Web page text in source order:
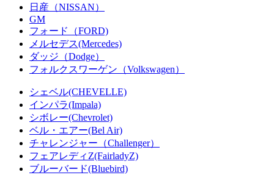
日産（NISSAN）
GM
フォード（FORD)
メルセデス(Mercedes)
ダッジ（Dodge）
フォルクスワーゲン（Volkswagen）
シェベル(CHEVELLE)
インパラ(Impala)
シボレー(Chevrolet)
ベル・エアー(Bel Air)
チャレンジャー（Challenger）
フェアレディZ(FairladyZ)
ブルーバード(Bluebird)